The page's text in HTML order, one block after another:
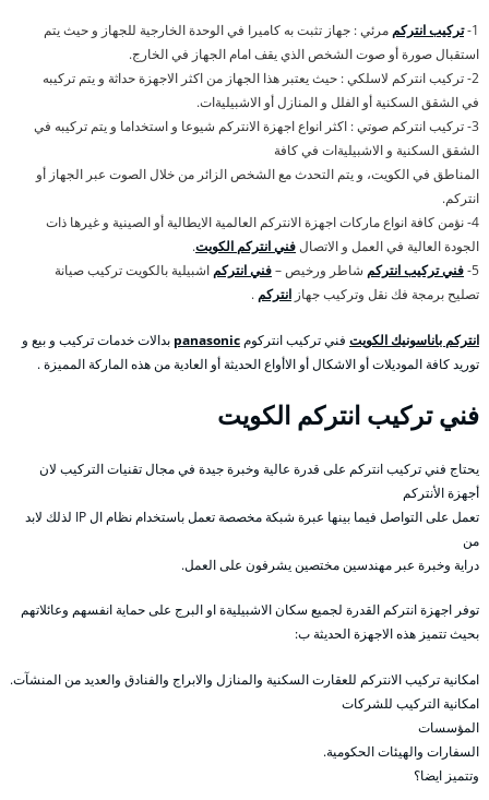
1- تركيب انتركم مرئي : جهاز تثبت به كاميرا في الوحدة الخارجية للجهاز و حيث يتم
استقبال صورة أو صوت الشخص الذي يقف امام الجهاز في الخارج.
2- تركيب انتركم لاسلكي : حيث يعتبر هذا الجهاز من اكثر الاجهزة حداثة و يتم تركيبه
في الشقق السكنية أو الفلل و المنازل أو الاشبيليةات.
3- تركيب انتركم صوتي : اكثر انواع اجهزة الانتركم شيوعا و استخداما و يتم تركيبه في
الشقق السكنية و الاشبيليةات في كافة
المناطق في الكويت، و يتم التحدث مع الشخص الزائر من خلال الصوت عبر الجهاز أو
انتركم.
4- نؤمن كافة انواع ماركات اجهزة الانتركم العالمية الايطالية أو الصينية و غيرها ذات
الجودة العالية في العمل و الاتصالفني انتركم الكويت.
5- فني تركيب انتركم شاطر ورخيص –فني انتركم اشبيلية بالكويت تركيب صيانة
تصليح برمجة فك نقل وتركيب جهاز انتركم .
انتركم باناسونيك الكويت فني تركيب انتركوم panasonic بدالات خدمات تركيب و بيع و
توريد كافة الموديلات أو الاشكال أو الاأواع الحديثة أو العادية من هذه الماركة المميزة .
فني تركيب انتركم الكويت
يحتاج فني تركيب انتركم على قدرة عالية وخبرة جيدة في مجال تقنيات التركيب لان
أجهزة الأنتركم
تعمل على التواصل فيما بينها عبرة شبكة مخصصة تعمل باستخدام نظام ال IP لذلك لابد
من
دراية وخبرة عبر مهندسين مختصين يشرفون على العمل.
توفر اجهزة انتركم القدرة لجميع سكان الاشبيليةة او البرج على حماية انفسهم وعائلاتهم
بحيث تتميز هذه الاجهزة الحديثة ب:
امكانية تركيب الانتركم للعقارت السكنية والمنازل والابراج والفنادق والعديد من المنشآت.
امكانية التركيب للشركات
المؤسسات
السفارات والهيئات الحكومية.
وتتميز ايضا؟